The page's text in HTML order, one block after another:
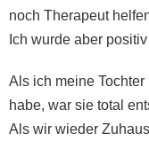
noch Therapeut
Ich wurde aber
Als ich meine
habe, war sie total
Als wir wieder